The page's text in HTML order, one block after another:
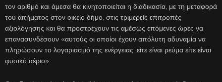
τον αριθμό και άμεσα θα κινητοποιείται η διαδικασία, με τη μεταφορά
του αιτήματος στον οικείο δήμο, στις τριμερείς επιτροπές
αξιολόγησης και θα προστρέχουν τις αμέσως επόμενες ώρες να
επανασυνδέσουν «αυτούς οι οποίοι έχουν απόλυτη αδυναμία να
πληρώσουν το λογαριασμό της ενέργειας, είτε είναι ρεύμα είτε είναι
φυσικό αέριο»